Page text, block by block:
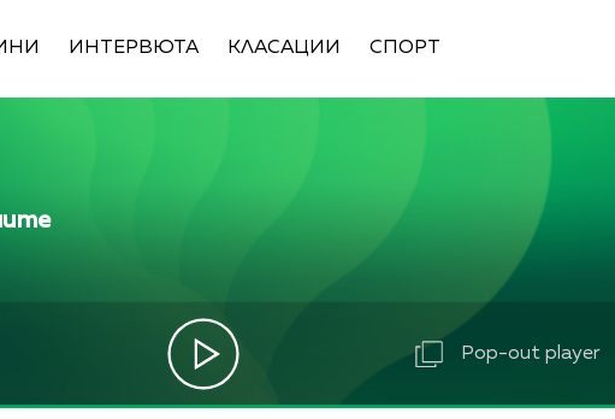
ИНТЕРВЮТА КЛАСАЦИИ СПОРТ
Pop-out player